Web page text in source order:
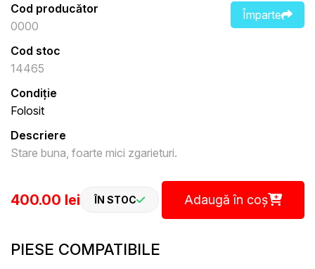
Împarte
Cod producător
0000
Cod stoc
14465
Condiție
Folosit
Descriere
Stare buna, foarte mici zgarieturi.
400.00 lei ÎN STOC Adaugă în coș
PIESE COMPATIBILE